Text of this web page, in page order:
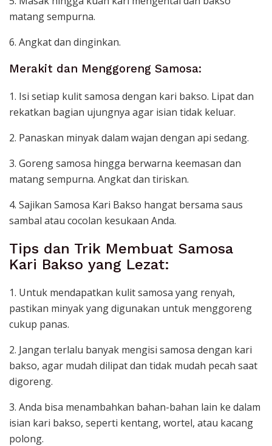
matang sempurna.
6. Angkat dan dinginkan.
Merakit dan Menggoreng Samosa:
1. Isi setiap kulit samosa dengan kari bakso. Lipat dan
rekatkan bagian ujungnya agar isian tidak keluar.
2. Panaskan minyak dalam wajan dengan api sedang.
3. Goreng samosa hingga berwarna keemasan dan
matang sempurna. Angkat dan tiriskan.
4. Sajikan Samosa Kari Bakso hangat bersama saus
sambal atau cocolan kesukaan Anda.
Tips dan Trik Membuat Samosa
Kari Bakso yang Lezat:
1. Untuk mendapatkan kulit samosa yang renyah,
pastikan minyak yang digunakan untuk menggoreng
cukup panas.
2. Jangan terlalu banyak mengisi samosa dengan kari
bakso, agar mudah dilipat dan tidak mudah pecah saat
digoreng.
3. Anda bisa menambahkan bahan-bahan lain ke dalam
isian kari bakso, seperti kentang, wortel, atau kacang
polong.